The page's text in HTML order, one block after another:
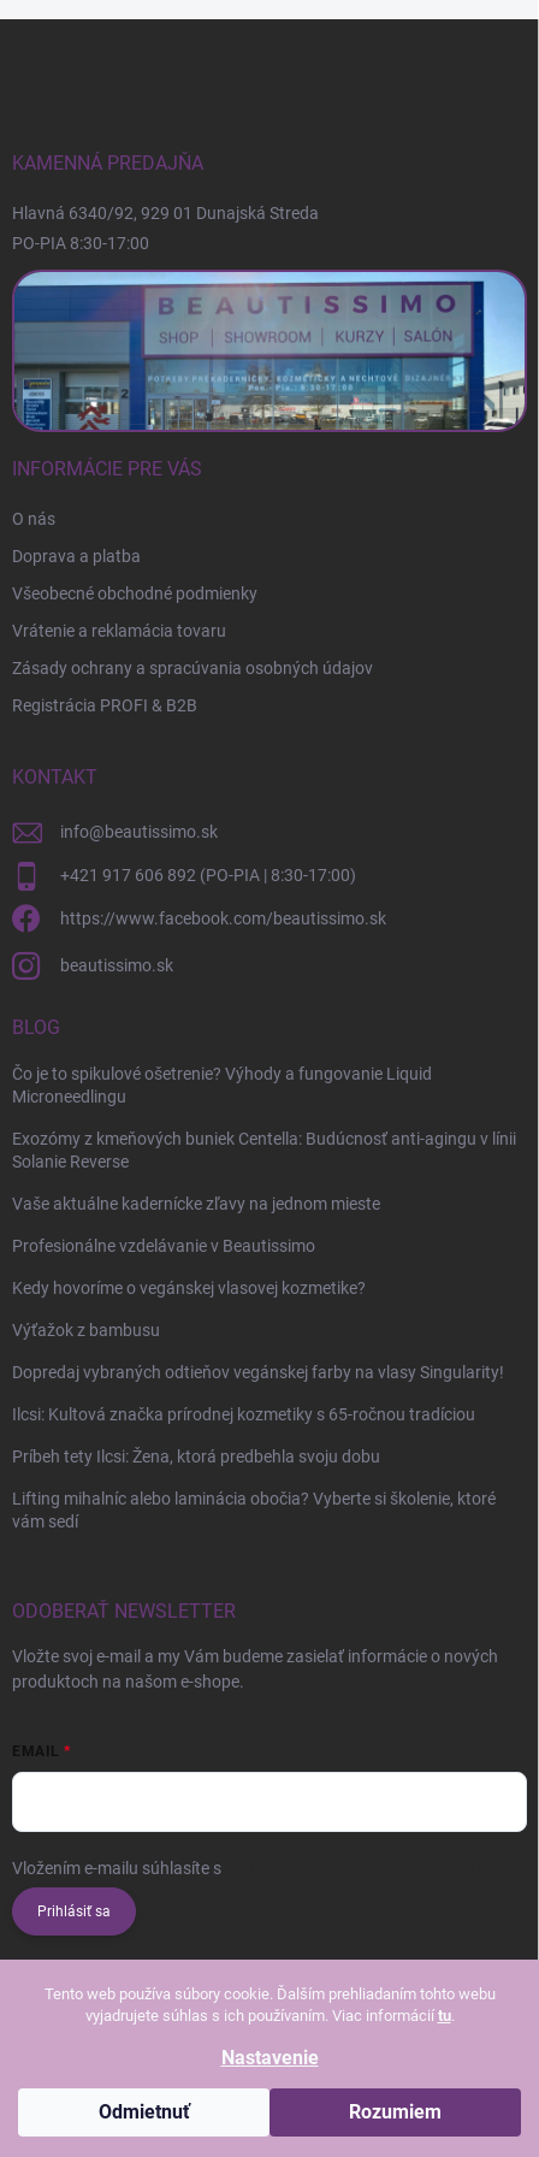
Tento web používa súbory cookie. Ďalším prehliadaním tohto webu
vyjadrujete súhlas s ich používaním. Viac informácií tu.
Nastavenie
Odmietnuť Rozumiem
KAMENNÁ PREDAJŇA
Hlavná 6340/92, 929 01 Dunajská Streda
PO-PIA 8:30-17:00
INFORMÁCIE PRE VÁS
O nás
Doprava a platba
Všeobecné obchodné podmienky
Vrátenie a reklamácia tovaru
Zásady ochrany a spracúvania osobných údajov
Registrácia PROFI & B2B
KONTAKT
info@beautissimo.sk
+421 917 606 892 (PO-PIA | 8:30-17:00)
https://www.facebook.com/beautissimo.sk
beautissimo.sk
BLOG
Čo je to spikulové ošetrenie? Výhody a fungovanie Liquid
Microneedlingu
Exozómy z kmeňových buniek Centella: Budúcnosť anti-agingu v línii
Solanie Reverse
Vaše aktuálne kadernícke zľavy na jednom mieste
Profesionálne vzdelávanie v Beautissimo
Kedy hovoríme o vegánskej vlasovej kozmetike?
Výťažok z bambusu
Dopredaj vybraných odtieňov vegánskej farby na vlasy Singularity!
Ilcsi: Kultová značka prírodnej kozmetiky s 65-ročnou tradíciou
Príbeh tety Ilcsi: Žena, ktorá predbehla svoju dobu
Lifting mihalníc alebo laminácia obočia? Vyberte si školenie, ktoré
vám sedí
ODOBERAŤ NEWSLETTER
Vložte svoj e-mail a my Vám budeme zasielať informácie o nových
produktoch na našom e-shope.
EMAIL
Vložením e-mailu súhlasíte s
Prihlásiť sa
Vytvoril Shoptet
cookies